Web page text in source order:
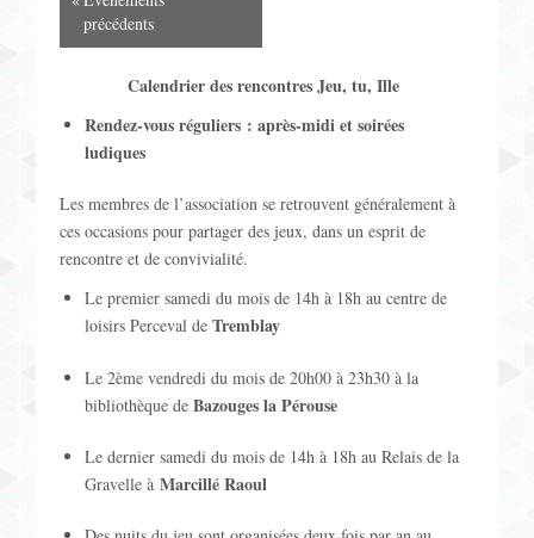
n
p
r
'
ff
i
a
i
g
a
t
o
a
précédents
Calendrier des rencontres Jeu, tu, Ille
Rendez-vous réguliers : après-midi et soirées
ludiques
Les membres de l’association se retrouvent généralement à
ces occasions pour partager des jeux, dans un esprit de
rencontre et de convivialité.
Le premier samedi du mois de 14h à 18h au centre de
loisirs Perceval de Tremblay
Le 2ème vendredi du mois de 20h00 à 23h30 à la
bibliothèque de Bazouges la Pérouse
Le dernier samedi du mois de 14h à 18h au Relais de la
Gravelle à Marcillé Raoul